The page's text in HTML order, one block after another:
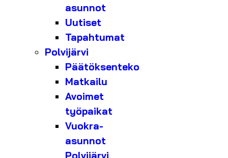
asunnot
Uutiset
Tapahtumat
Polvijärvi
Päätöksenteko
Matkailu
Avoimet
työpaikat
Vuokra-
asunnot
Polvijärvi